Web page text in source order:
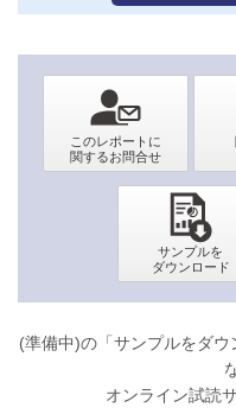
(準備中)の「サンプルをダ
オンライン試読